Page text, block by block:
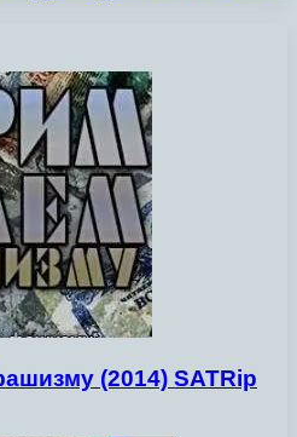
(2014) SATRip